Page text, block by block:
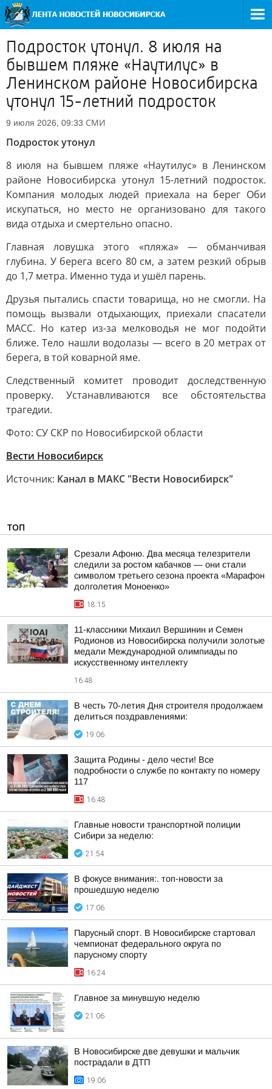
Подросток утонул. 8 июля на
бывшем пляже «Наутилус» в
Ленинском районе Новосибирска
утонул 15-летний подросток
9 июля 2026, 09:33 СМИ
Подросток утонул
8 июля на бывшем пляже «Наутилус» в Ленинском
районе Новосибирска утонул 15-летний подросток.
Компания молодых людей приехала на берег Оби
искупаться, но место не организовано для такого
вида отдыха и смертельно опасно.
Главная ловушка этого «пляжа» — обманчивая
глубина. У берега всего 80 см, а затем резкий обрыв
до 1,7 метра. Именно туда и ушёл парень.
Друзья пытались спасти товарища, но не смогли. На
помощь вызвали отдыхающих, приехали спасатели
МАСС. Но катер из-за мелководья не мог подойти
ближе. Тело нашли водолазы — всего в 20 метрах от
берега, в той коварной яме.
Следственный комитет проводит доследственную
проверку. Устанавливаются все обстоятельства
трагедии.
Фото: СУ СКР по Новосибирской области
Вести Новосибирск
Источник: Канал в МАКС "Вести Новосибирск"
ТОП
Срезали Афоню. Два месяца телезрители
следили за ростом кабачков — они стали
символом третьего сезона проекта «Марафон
долголетия Моноенко»
18:15
11-классники Михаил Вершинин и Семен
Родионов из Новосибирска получили золотые
медали Международной олимпиады по
искусственному интеллекту
16:48
В честь 70-летия Дня строителя продолжаем
делиться поздравлениями:
19:06
Защита Родины - дело чести! Все
подробности о службе по контакту по номеру
117
16:48
Главные новости транспортной полиции
Сибири за неделю:
21:54
В фокусе внимания:. топ-новости за
прошедшую неделю
17:06
Парусный спорт. В Новосибирске стартовал
чемпионат федерального округа по
парусному спорту
16:24
Главное за минувшую неделю
21:06
В Новосибирске две девушки и мальчик
пострадали в ДТП
19:06